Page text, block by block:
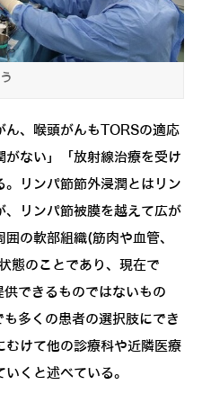
ん、喉頭がんもTORSの適応
がない」「放射線治療を受け
リンパ節節外浸潤とはリン
リンパ節被膜を越えて広が
の軟部組織(筋肉や血管、
態のことであり、現在で
できるものではないもの
多くの患者の選択肢にでき
むけて他の診療科や近隣医療
くと述べている。